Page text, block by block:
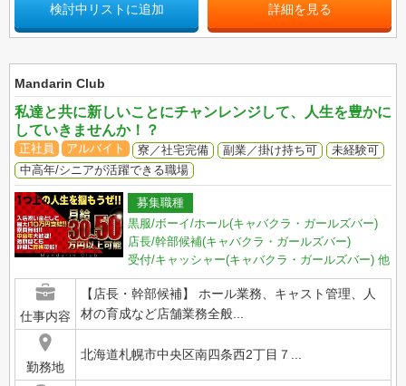
検討中リストに追加 詳細を見る
Mandarin Club
私達と共に新しいことにチャンレンジして、人生を豊かに
していきませんか！？
正社員 アルバイト 寮／社宅完備 副業／掛け持ち可
未経験可
中高年/シニアが活躍できる職場
募集職種
黒服/ボーイ/ホール(キャバクラ・ガールズバー)
店長/幹部候補(キャバクラ・ガールズバー)
受付/キャッシャー(キャバクラ・ガールズバー) 他
仕事内容
【店長・幹部候補】 ホール業務、キャスト管理、人
材の育成など店舗業務全般...
勤務地
北海道札幌市中央区南四条西2丁目７...